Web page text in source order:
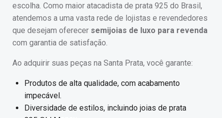
escolha. Como maior atacadista de prata 925 do Brasil,
atendemos a uma vasta rede de lojistas e revendedores
que desejam oferecer semijoias de luxo para revenda
com garantia de satisfação.
Ao adquirir suas peças na Santa Prata, você garante:
Produtos de alta qualidade, com acabamento
impecável.
Diversidade de estilos, incluindo joias de prata